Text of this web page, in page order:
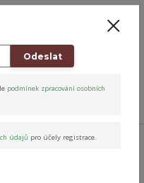
Pro domov
Dekorační
Odeslat
podmínek zpracování osobních
údajů pro účely registrace.